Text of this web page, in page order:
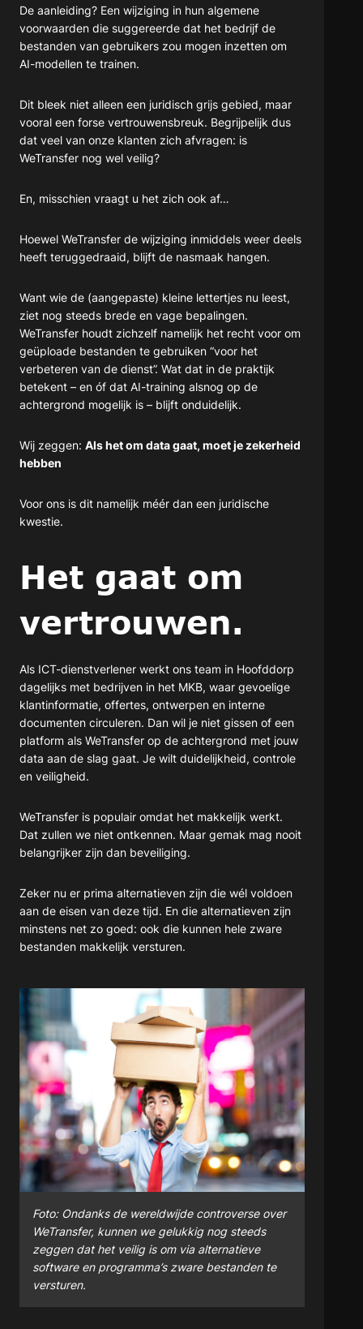
De aanleiding? Een wijziging in hun algemene
voorwaarden die suggereerde dat het bedrijf de
bestanden van gebruikers zou mogen inzetten om
AI-modellen te trainen.
Dit bleek niet alleen een juridisch grijs gebied, maar
vooral een forse vertrouwensbreuk. Begrijpelijk dus
dat veel van onze klanten zich afvragen: is
WeTransfer nog wel veilig?
En, misschien vraagt u het zich ook af…
Hoewel WeTransfer de wijziging inmiddels weer deels
heeft teruggedraaid, blijft de nasmaak hangen.
Want wie de (aangepaste) kleine lettertjes nu leest,
ziet nog steeds brede en vage bepalingen.
WeTransfer houdt zichzelf namelijk het recht voor om
geüploade bestanden te gebruiken “voor het
verbeteren van de dienst”. Wat dat in de praktijk
betekent – en óf dat AI-training alsnog op de
achtergrond mogelijk is – blijft onduidelijk.
Wij zeggen: Als het om data gaat, moet je zekerheid
hebben
Voor ons is dit namelijk méér dan een juridische
kwestie.
Het gaat om
vertrouwen.
Als ICT-dienstverlener werkt ons team in Hoofddorp
dagelijks met bedrijven in het MKB, waar gevoelige
klantinformatie, offertes, ontwerpen en interne
documenten circuleren. Dan wil je niet gissen of een
platform als WeTransfer op de achtergrond met jouw
data aan de slag gaat. Je wilt duidelijkheid, controle
en veiligheid.
WeTransfer is populair omdat het makkelijk werkt.
Dat zullen we niet ontkennen. Maar gemak mag nooit
belangrijker zijn dan beveiliging.
Zeker nu er prima alternatieven zijn die wél voldoen
aan de eisen van deze tijd. En die alternatieven zijn
minstens net zo goed: ook die kunnen hele zware
bestanden makkelijk versturen.
Foto: Ondanks de wereldwijde controverse over
WeTransfer, kunnen we gelukkig nog steeds
zeggen dat het veilig is om via alternatieve
software en programma’s zware bestanden te
versturen.